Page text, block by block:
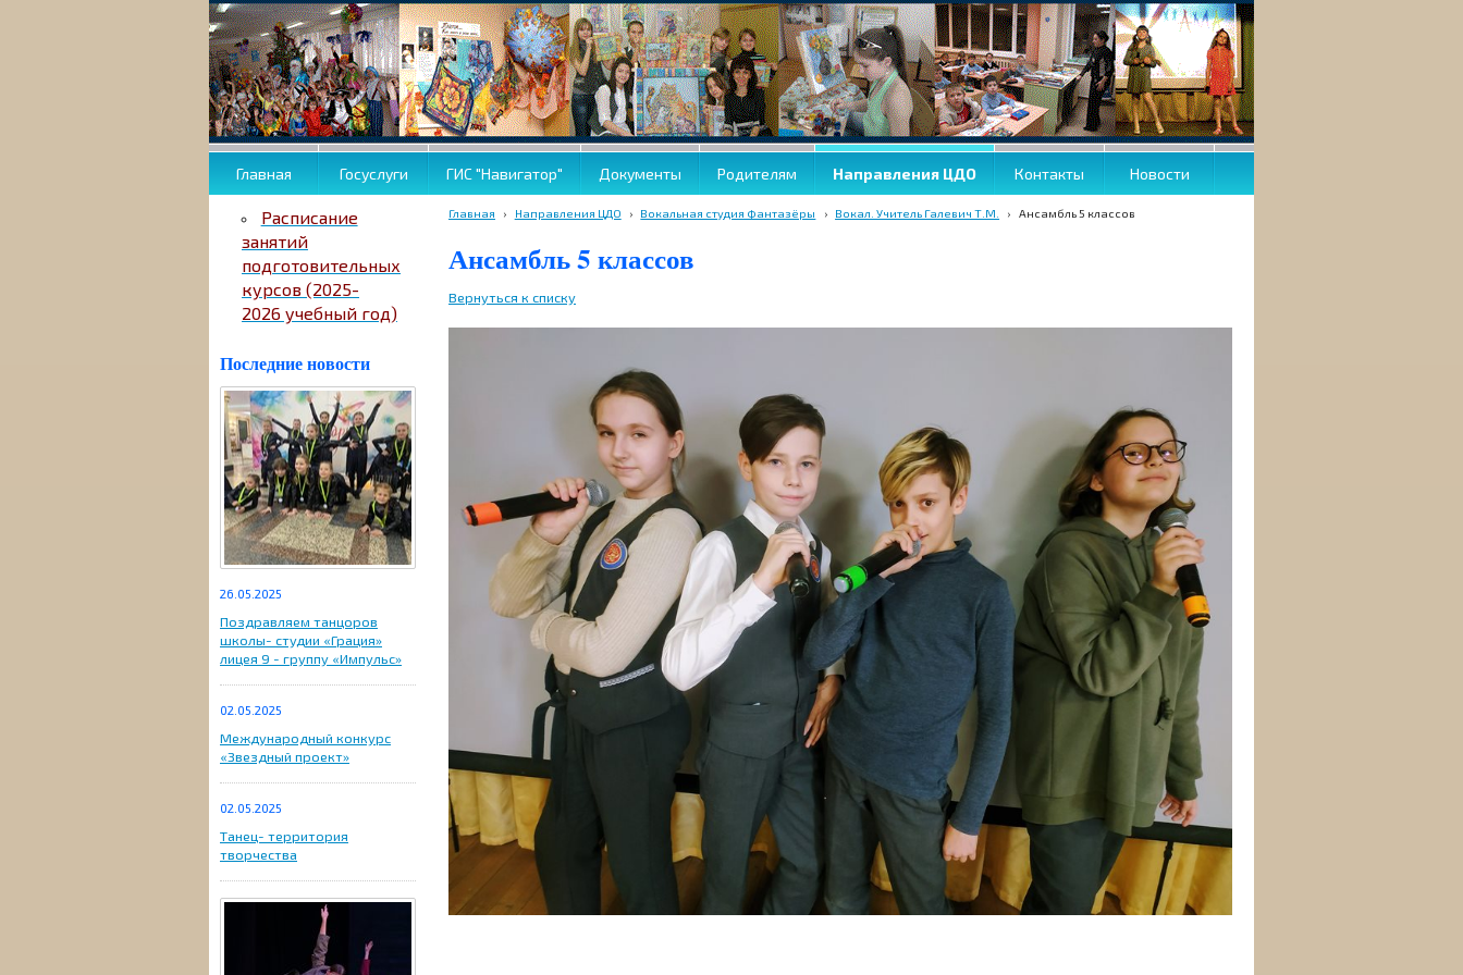
Главная Госуслуги ГИС "Навигатор" Документы Родителям Направления ЦДО Контакты Новости
Расписание
занятий
подготовительных
курсов (2025-
2026 учебный год)
Последние новости
26.05.2025
Поздравляем танцоров
школы- студии «Грация»
лицея 9 - группу «Импульс»
02.05.2025
Международный конкурс
«Звездный проект»
02.05.2025
Танец- территория
творчества
Главная › Направления ЦДО › Вокальная студия Фантазёры › Вокал. Учитель Галевич Т.М. › Ансамбль 5 классов
Ансамбль 5 классов
Вернуться к списку